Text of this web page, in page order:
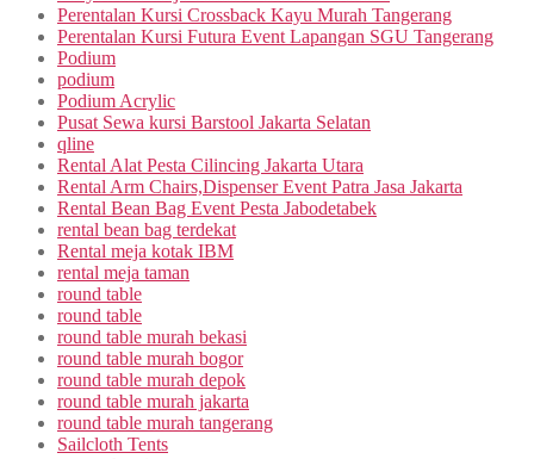
Perentalan Kursi Crossback Kayu Murah Tangerang
Perentalan Kursi Futura Event Lapangan SGU Tangerang
Podium
podium
Podium Acrylic
Pusat Sewa kursi Barstool Jakarta Selatan
qline
Rental Alat Pesta Cilincing Jakarta Utara
Rental Arm Chairs,Dispenser Event Patra Jasa Jakarta
Rental Bean Bag Event Pesta Jabodetabek
rental bean bag terdekat
Rental meja kotak IBM
rental meja taman
round table
round table
round table murah bekasi
round table murah bogor
round table murah depok
round table murah jakarta
round table murah tangerang
Sailcloth Tents